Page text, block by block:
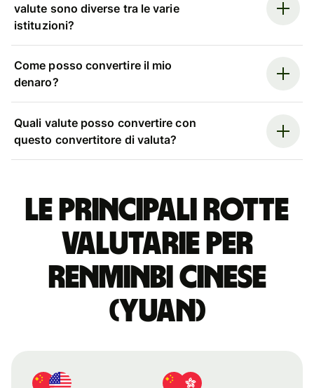
valute sono diverse tra le varie
istituzioni?
Come posso convertire il mio
denaro?
Quali valute posso convertire con
questo convertitore di valuta?
Le principali rotte
valutarie per
renminbi cinese
(yuan)